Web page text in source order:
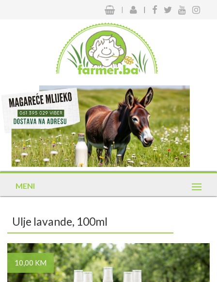
| |
MENI
Ulje lavande, 100ml
10,00 KM